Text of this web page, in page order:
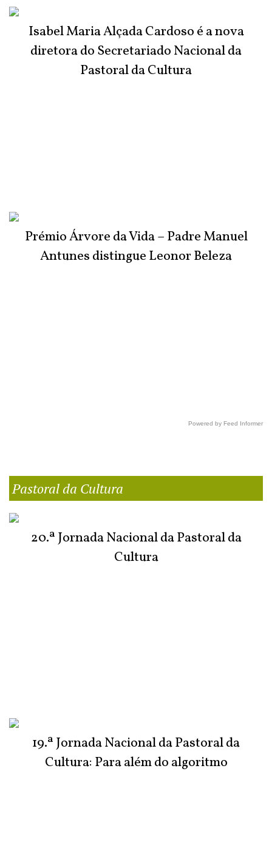
Isabel Maria Alçada Cardoso é a nova
diretora do Secretariado Nacional da
Pastoral da Cultura
Prémio Árvore da Vida – Padre Manuel
Antunes distingue Leonor Beleza
Powered by Feed Informer
Pastoral da Cultura
20.ª Jornada Nacional da Pastoral da
Cultura
19.ª Jornada Nacional da Pastoral da
Cultura: Para além do algoritmo